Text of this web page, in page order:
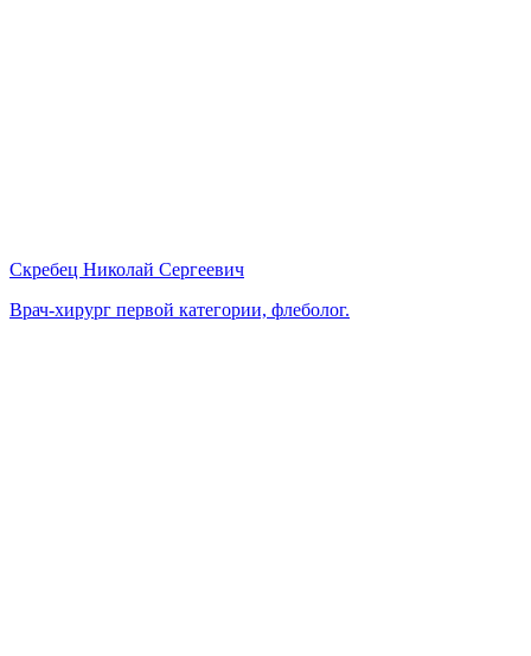
Скребец Николай Сергеевич
Врач-хирург первой категории, флеболог.